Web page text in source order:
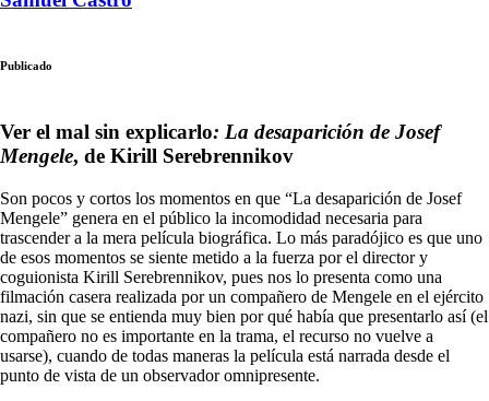
Publicado
Ver el mal sin explicarlo: La desaparición de Josef
Mengele, de Kirill Serebrennikov
Son pocos y cortos los momentos en que “La desaparición de Josef
Mengele” genera en el público la incomodidad necesaria para
trascender a la mera película biográfica. Lo más paradójico es que uno
de esos momentos se siente metido a la fuerza por el director y
coguionista Kirill Serebrennikov, pues nos lo presenta como una
filmación casera realizada por un compañero de Mengele en el ejército
nazi, sin que se entienda muy bien por qué había que presentarlo así (el
compañero no es importante en la trama, el recurso no vuelve a
usarse), cuando de todas maneras la película está narrada desde el
punto de vista de un observador omnipresente.